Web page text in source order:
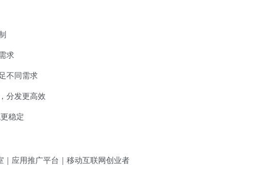
求
不同需求
分发更高效
稳定
应用推广平台｜移动互联网创业者